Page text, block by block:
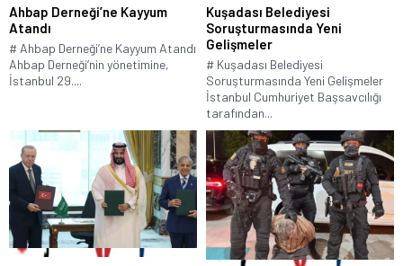
Ahbap Derneği’ne Kayyum
Atandı
# Ahbap Derneği’ne Kayyum Atandı
Ahbap Derneği’nin yönetimine,
İstanbul 29....
Kuşadası Belediyesi
Soruşturmasında Yeni
Gelişmeler
# Kuşadası Belediyesi
Soruşturmasında Yeni Gelişmeler
İstanbul Cumhuriyet Başsavcılığı
tarafından...